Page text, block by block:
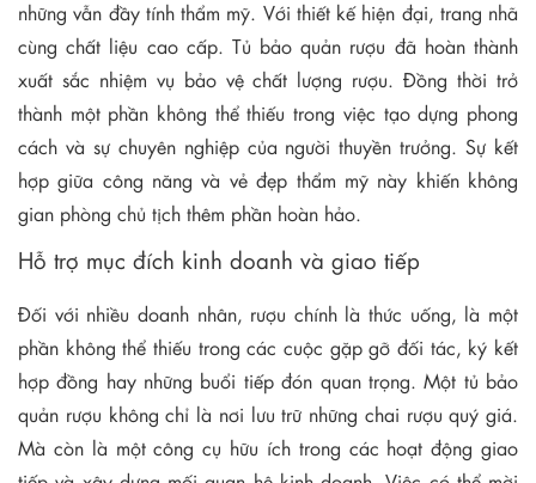
những vẫn đầy tính thẩm mỹ. Với thiết kế hiện đại, trang nhã
cùng chất liệu cao cấp. Tủ bảo quản rượu đã hoàn thành
xuất sắc nhiệm vụ bảo vệ chất lượng rượu. Đồng thời trở
thành một phần không thể thiếu trong việc tạo dựng phong
cách và sự chuyên nghiệp của người thuyền trưởng. Sự kết
hợp giữa công năng và vẻ đẹp thẩm mỹ này khiến không
gian phòng chủ tịch thêm phần hoàn hảo.
Hỗ trợ mục đích kinh doanh và giao tiếp
Đối với nhiều doanh nhân, rượu chính là thức uống, là một
phần không thể thiếu trong các cuộc gặp gỡ đối tác, ký kết
hợp đồng hay những buổi tiếp đón quan trọng. Một tủ bảo
quản rượu không chỉ là nơi lưu trữ những chai rượu quý giá.
Mà còn là một công cụ hữu ích trong các hoạt động giao